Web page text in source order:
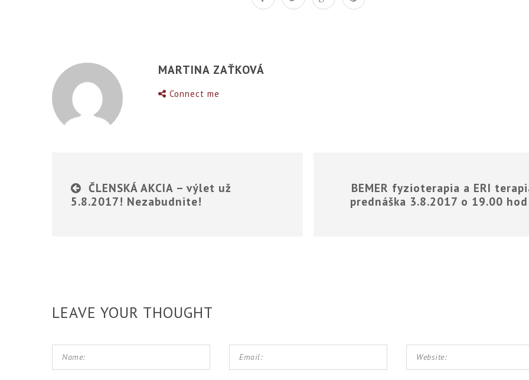
MARTINA ZAŤKOVÁ
Connect me
ČLENSKÁ AKCIA – výlet už
5.8.2017! Nezabudnite!
BEMER fyzioterapia a ERI
prednáška 3.8.2017 o 19.00 hod
LEAVE YOUR THOUGHT